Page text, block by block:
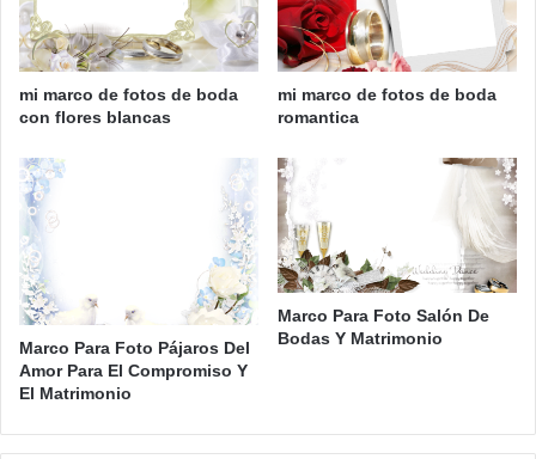
mi marco de fotos de boda
con flores blancas
mi marco de fotos de boda
romantica
Marco Para Foto Pájaros Del
Amor Para El Compromiso Y
El Matrimonio
Marco Para Foto Salón De
Bodas Y Matrimonio